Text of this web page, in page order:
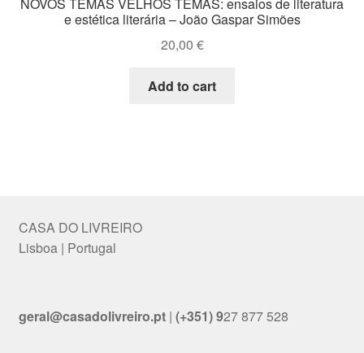
NOVOS TEMAS VELHOS TEMAS: ensaios de literatura
e estética literária – João Gaspar Simões
20,00 €
Add to cart
CASA DO LIVREIRO
Lisboa | Portugal
geral@casadolivreiro.pt| (+351) 927 877 528